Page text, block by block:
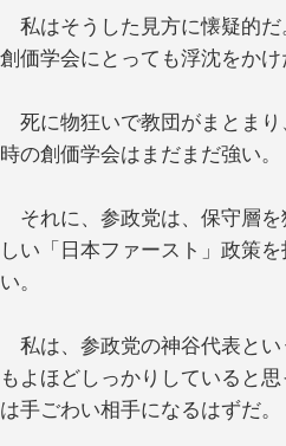
私はそうした見方に懐疑的
創価学会にとっても浮沈をかけ
死に物狂いで教団がまとまり
時の創価学会はまだまだ強い。
それに、参政党は、保守層を
しい「日本ファースト」政策
い。
私は、参政党の神谷代表とい
もよほどしっかりしていると
は手ごわい相手になるはずだ。